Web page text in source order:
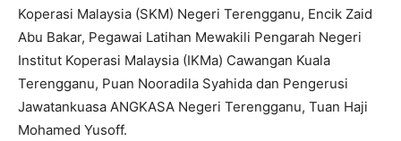
Koperasi Malaysia (SKM) Negeri Terengganu, Encik Zaid
Abu Bakar, Pegawai Latihan Mewakili Pengarah Negeri
Institut Koperasi Malaysia (IKMa) Cawangan Kuala
Terengganu, Puan Nooradila Syahida dan Pengerusi
Jawatankuasa ANGKASA Negeri Terengganu, Tuan Haji
Mohamed Yusoff.